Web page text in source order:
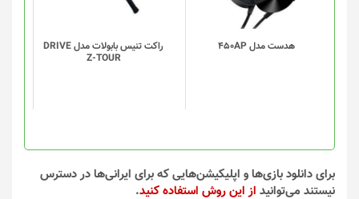
هدست مدل 450AP
راکت تنیس بابولات مدل DRIVE
Z-TOUR
برای دانلود بازی‌ها و اپلیکیشن‌هایی که برای ایرانی‌ها در دسترس
نیستند می‌توانید از این روش استفاده کنید.